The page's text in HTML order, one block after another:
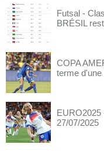
Futsal -
BRÉSIL
COPA
terme d'une
EURO2025
27/07/2025